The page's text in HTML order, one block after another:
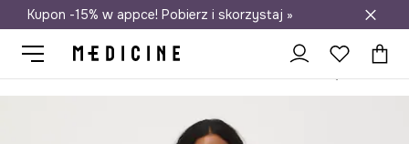
Darmowa dostawa do salonów
Kupon -15% w appce! Pobierz i skorzystaj »